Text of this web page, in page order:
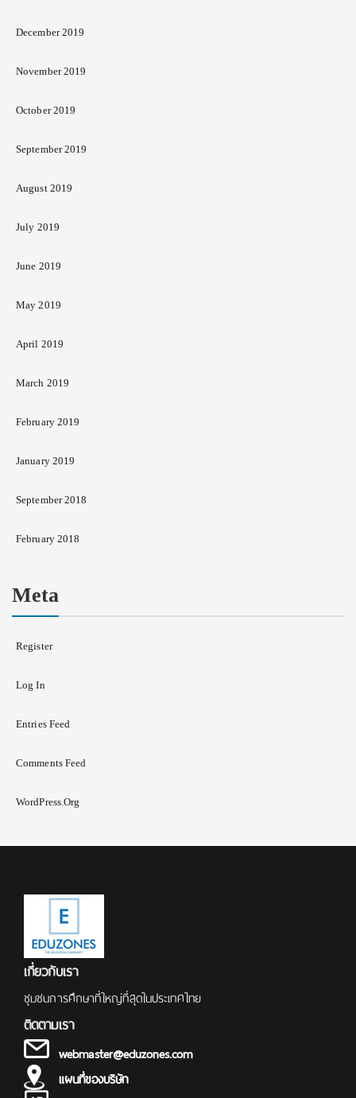
December 2019
November 2019
October 2019
September 2019
August 2019
July 2019
June 2019
May 2019
April 2019
March 2019
February 2019
January 2019
September 2018
February 2018
Meta
Register
Log In
Entries Feed
Comments Feed
WordPress.org
เกี่ยวกับเรา
ชุมชนการศึกษาที่ใหญ่ที่สุดในประเทศไทย
ติดตามเรา
webmaster@eduzones.com
แผนที่ของบริษัท